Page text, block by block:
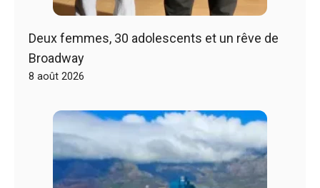
Deux femmes, 30 adolescents et un rêve de
Broadway
8 août 2026